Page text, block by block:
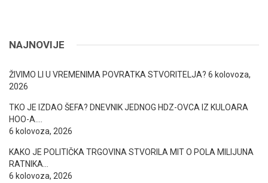
NAJNOVIJE
ŽIVIMO LI U VREMENIMA POVRATKA STVORITELJA? 6 kolovoza,
2026
TKO JE IZDAO ŠEFA? DNEVNIK JEDNOG HDZ-OVCA IZ KULOARA
HOO-A….
6 kolovoza, 2026
KAKO JE POLITIČKA TRGOVINA STVORILA MIT O POLA MILIJUNA
RATNIKA…
6 kolovoza, 2026